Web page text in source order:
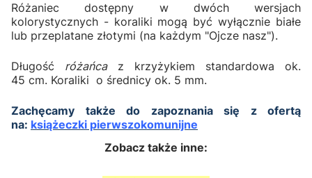
Różaniec dostępny w dwóch wersjach
kolorystycznych - koraliki mogą być wyłącznie białe
lub przeplatane złotymi (na każdym "Ojcze nasz").
Długość różańcaz krzyżykiem standardowa ok.
45 cm. Koraliki o średnicy ok. 5 mm.
Zachęcamy także do zapoznania się z ofertą
na: książeczki pierwszokomunijne
Zobacz także inne: